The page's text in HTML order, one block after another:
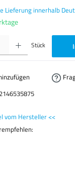
Lieferung innerhalb
Wert ein oder benutze die
Stück
vom Hersteller <<